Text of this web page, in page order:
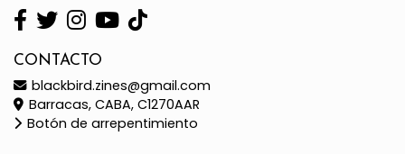
CONTACTO
blackbird.zines@gmail.com
Barracas, CABA, C1270AAR
Botón de arrepentimiento